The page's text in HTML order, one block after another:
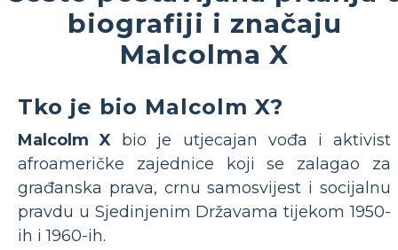
biografiji i značaju
Malcolma X
Tko je bio Malcolm X?
Malcolm X bio je utjecajan vođa i aktivist
afroameričke zajednice koji se zalagao za
građanska prava, crnu samosvijest i socijalnu
pravdu u Sjedinjenim Državama tijekom 1950-
ih i 1960-ih.